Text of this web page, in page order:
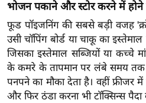
यं
ग
इं
डि
या
सा
भोजन पकाने और स्टोर करने में होने
फूड पॉइजनिंग की सबसे बड़ी वजह
उसी चॉपिंग बोर्ड या चाकू का
जिसका इस्तेमाल सब्जियों या कच्चे
के कमरे के तापमान पर लंबे समय तक
पनपने का मौका देता है। वहीं फ्रीजर
और फिर ठंडा करना भी टॉक्सिन्स पैदा